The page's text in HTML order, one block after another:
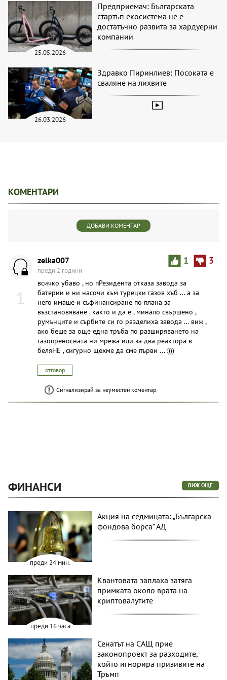
25.05.2026
Предприемач: Българската
стартъп екосистема не е
достатъчно развита за хардуерни
компании
26.03.2026
Здравко Пиринлиев: Посоката е
сваляне на лихвите
КОМЕНТАРИ
ДОБАВИ КОМЕНТАР
1
1 3
zelka007
преди 2 години
всичко убаво , но пРезидента отказа завода за
батерии и ни насочи към турецки газов хъб ... а за
него имаше и съфинансиране по плана за
възстановяване . както и да е , минало свършено ,
румънците и сърбите си го разделиха завода ... виж ,
ако беше за още една тръба по разширяването на
газопреносната ни мрежа или за два реактора в
беляНЕ , сигурно щехме да сме първи ... :)))
отговор
Сигнализирай за неуместен коментар
ФИНАНСИ ВИЖ ОЩЕ
преди 24 мин.
Акция на седмицата: „Българска
фондова борса“ АД
преди 16 часа
Квантовата заплаха затяга
примката около врата на
криптовалутите
Сенатът на САЩ прие
законопроект за разходите,
който игнорира призивите на
Тръмп